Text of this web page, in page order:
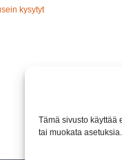
Tämä sivusto käyttää
tai muokata asetuksia.
kysytyt